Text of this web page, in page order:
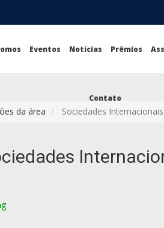
Eventos Notícias Prêmios
Contato
da área Sociedades